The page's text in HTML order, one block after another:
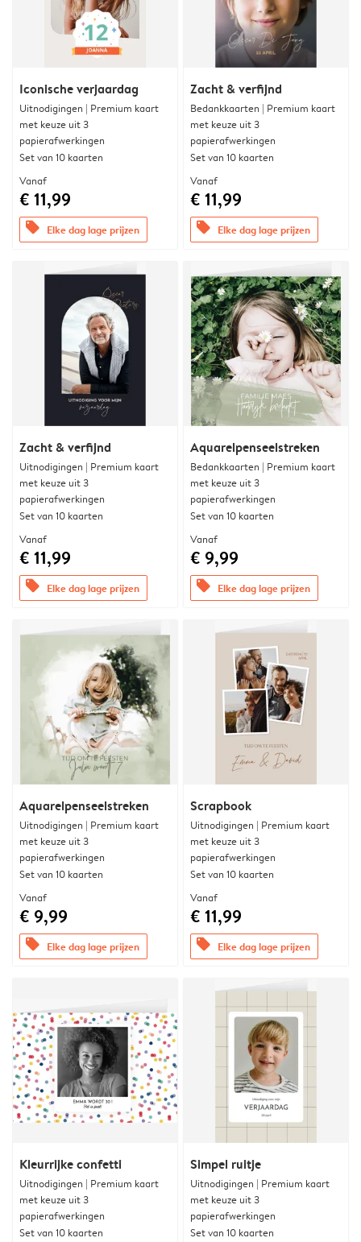
Iconische verjaardag
Uitnodigingen | Premium kaart
met keuze uit 3
papierafwerkingen
Set van 10 kaarten
Vanaf
€ 11,99
offers Elke dag lage prijzen
Zacht & verfijnd
Bedankkaarten | Premium kaart
met keuze uit 3
papierafwerkingen
Set van 10 kaarten
Vanaf
€ 11,99
offers Elke dag lage prijzen
Zacht & verfijnd
Uitnodigingen | Premium kaart
met keuze uit 3
papierafwerkingen
Set van 10 kaarten
Vanaf
€ 11,99
offers Elke dag lage prijzen
Aquarelpenseelstreken
Bedankkaarten | Premium kaart
met keuze uit 3
papierafwerkingen
Set van 10 kaarten
Vanaf
€ 9,99
offers Elke dag lage prijzen
Aquarelpenseelstreken
Uitnodigingen | Premium kaart
met keuze uit 3
papierafwerkingen
Set van 10 kaarten
Vanaf
€ 9,99
offers Elke dag lage prijzen
Scrapbook
Uitnodigingen | Premium kaart
met keuze uit 3
papierafwerkingen
Set van 10 kaarten
Vanaf
€ 11,99
offers Elke dag lage prijzen
Kleurrijke confetti
Uitnodigingen | Premium kaart
met keuze uit 3
papierafwerkingen
Set van 10 kaarten
Simpel ruitje
Uitnodigingen | Premium kaart
met keuze uit 3
papierafwerkingen
Set van 10 kaarten